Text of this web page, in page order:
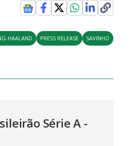
HAALAND PRESS RELEASE SAVINHO
Série A -